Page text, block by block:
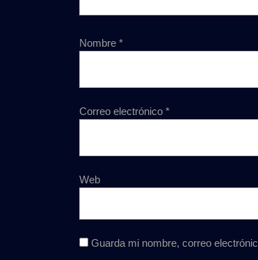
Nombre *
Correo electrónico *
Web
Guarda mi nombre, correo